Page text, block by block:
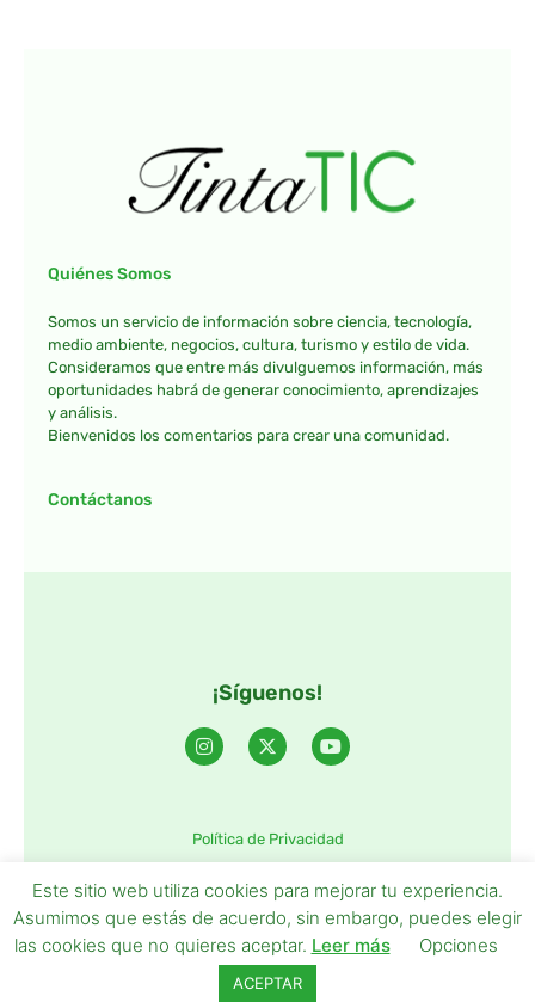
Quiénes Somos
Somos un servicio de información sobre ciencia, tecnología,
medio ambiente, negocios, cultura, turismo y estilo de vida.
Consideramos que entre más divulguemos información, más
oportunidades habrá de generar conocimiento, aprendizajes
y análisis.
Bienvenidos los comentarios para crear una comunidad.
Contáctanos
¡Síguenos!
Política de Privacidad
Este sitio web utiliza cookies para mejorar tu experiencia.
Asumimos que estás de acuerdo, sin embargo, puedes elegir
las cookies que no quieres aceptar. Leer más Opciones
ACEPTAR